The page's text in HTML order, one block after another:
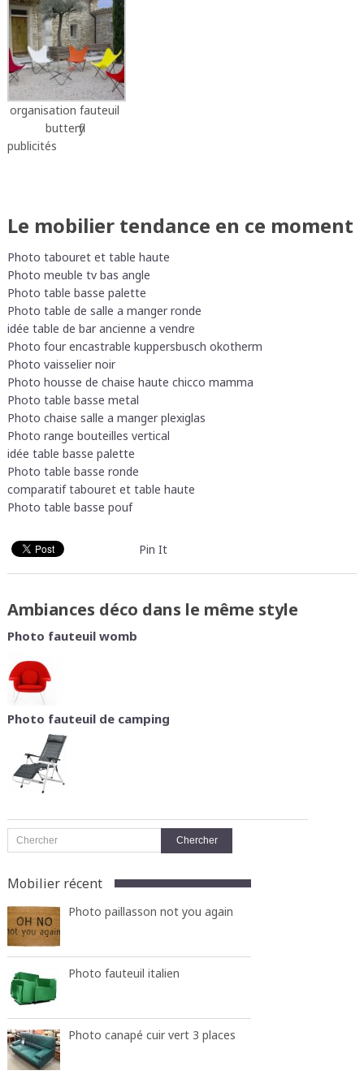
organisation fauteuil
butterfly
publicités
Le mobilier tendance en ce moment
Photo tabouret et table haute
Photo meuble tv bas angle
Photo table basse palette
Photo table de salle a manger ronde
idée table de bar ancienne a vendre
Photo four encastrable kuppersbusch okotherm
Photo vaisselier noir
Photo housse de chaise haute chicco mamma
Photo table basse metal
Photo chaise salle a manger plexiglas
Photo range bouteilles vertical
idée table basse palette
Photo table basse ronde
comparatif tabouret et table haute
Photo table basse pouf
Pin It
Ambiances déco dans le même style
Photo fauteuil womb
Photo fauteuil de camping
Mobilier récent
Photo paillasson not you again
Photo fauteuil italien
Photo canapé cuir vert 3 places